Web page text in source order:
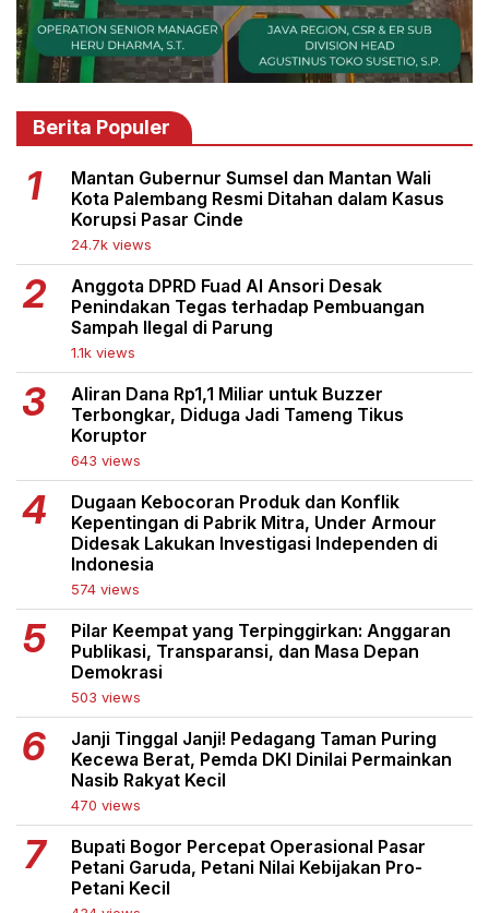
Berita Populer
Mantan Gubernur Sumsel dan Mantan Wali
Kota Palembang Resmi Ditahan dalam Kasus
Korupsi Pasar Cinde
24.7k views
Anggota DPRD Fuad Al Ansori Desak
Penindakan Tegas terhadap Pembuangan
Sampah Ilegal di Parung
1.1k views
Aliran Dana Rp1,1 Miliar untuk Buzzer
Terbongkar, Diduga Jadi Tameng Tikus
Koruptor
643 views
Dugaan Kebocoran Produk dan Konflik
Kepentingan di Pabrik Mitra, Under Armour
Didesak Lakukan Investigasi Independen di
Indonesia
574 views
Pilar Keempat yang Terpinggirkan: Anggaran
Publikasi, Transparansi, dan Masa Depan
Demokrasi
503 views
Janji Tinggal Janji! Pedagang Taman Puring
Kecewa Berat, Pemda DKI Dinilai Permainkan
Nasib Rakyat Kecil
470 views
Bupati Bogor Percepat Operasional Pasar
Petani Garuda, Petani Nilai Kebijakan Pro-
Petani Kecil